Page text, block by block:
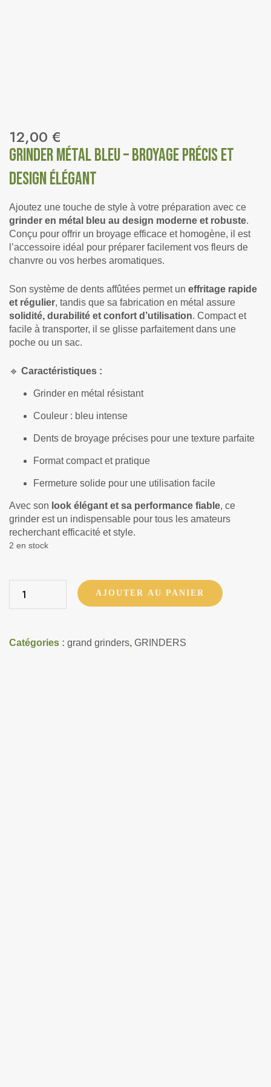
12,00 €
Grinder Métal Bleu – Broyage Précis et
Design Élégant
Ajoutez une touche de style à votre préparation avec ce
grinder en métal bleu au design moderne et robuste.
Conçu pour offrir un broyage efficace et homogène, il est
l’accessoire idéal pour préparer facilement vos fleurs de
chanvre ou vos herbes aromatiques.
Son système de dents affûtées permet un effritage rapide
et régulier, tandis que sa fabrication en métal assure
solidité, durabilité et confort d’utilisation. Compact et
facile à transporter, il se glisse parfaitement dans une
poche ou un sac.
🔹 Caractéristiques :
Grinder en métal résistant
Couleur : bleu intense
Dents de broyage précises pour une texture parfaite
Format compact et pratique
Fermeture solide pour une utilisation facile
Avec son look élégant et sa performance fiable, ce
grinder est un indispensable pour tous les amateurs
recherchant efficacité et style.
2 en stock
AJOUTER AU PANIER
Catégories : grand grinders, GRINDERS